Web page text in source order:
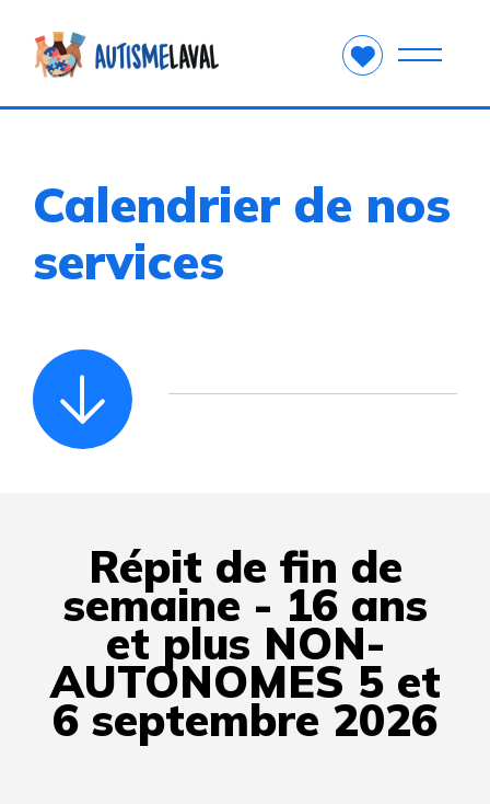
Calendrier de nos
services
Répit de fin de
semaine - 16 ans
et plus NON-
AUTONOMES 5 et
6 septembre 2026